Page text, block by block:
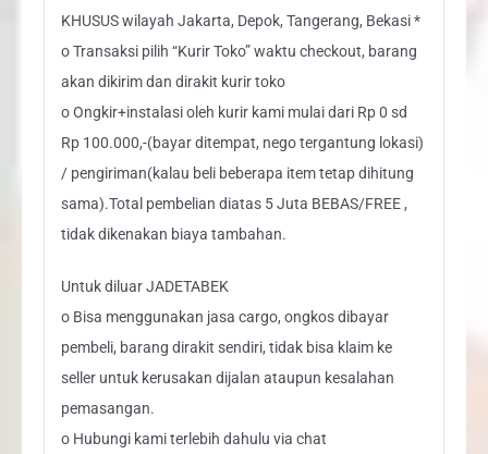
KHUSUS wilayah Jakarta, Depok, Tangerang, Bekasi *
o Transaksi pilih “Kurir Toko” waktu checkout, barang
akan dikirim dan dirakit kurir toko
o Ongkir+instalasi oleh kurir kami mulai dari Rp 0 sd
Rp 100.000,-(bayar ditempat, nego tergantung lokasi)
/ pengiriman(kalau beli beberapa item tetap dihitung
sama).Total pembelian diatas 5 Juta BEBAS/FREE ,
tidak dikenakan biaya tambahan.
Untuk diluar JADETABEK
o Bisa menggunakan jasa cargo, ongkos dibayar
pembeli, barang dirakit sendiri, tidak bisa klaim ke
seller untuk kerusakan dijalan ataupun kesalahan
pemasangan.
o Hubungi kami terlebih dahulu via chat